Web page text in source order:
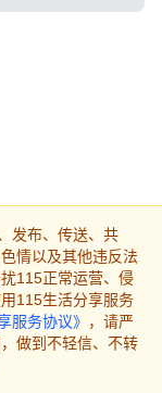
发布、传送、共
情以及其他违反法
115正常运营、侵
115生活分享服务
服务协议》 ，请严
做到不轻信、不转